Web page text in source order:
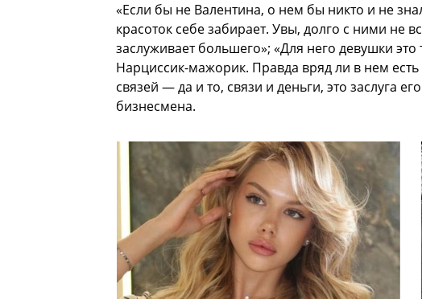
«Если бы не Валентина, о нем бы никто и не
красоток себе забирает. Увы, долго с ними не
заслуживает большего»; «Для него девушки
Нарциссик-мажорик. Правда вряд ли в нем
связей — да и то, связи и деньги, это заслуга
бизнесмена.